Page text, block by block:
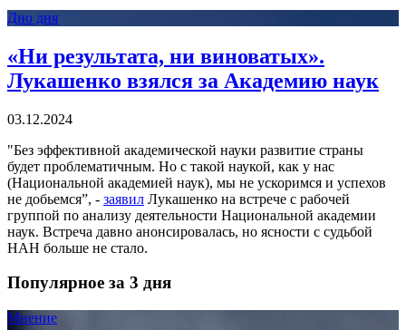
Дно дня
«Ни результата, ни виноватых».
Лукашенко взялся за Академию наук
03.12.2024
"Без эффективной академической науки развитие страны
будет проблематичным. Но с такой наукой, как у нас
(Национальной академией наук), мы не ускоримся и успехов
не добьемся”, - заявил Лукашенко на встрече с рабочей
группой по анализу деятельности Национальной академии
наук. Встреча давно анонсировалась, но ясности с судьбой
НАН больше не стало.
Популярное за 3 дня
Мнение